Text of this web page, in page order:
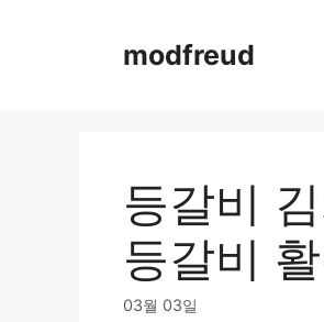
modfreud
등갈비
등갈비
03월 03일